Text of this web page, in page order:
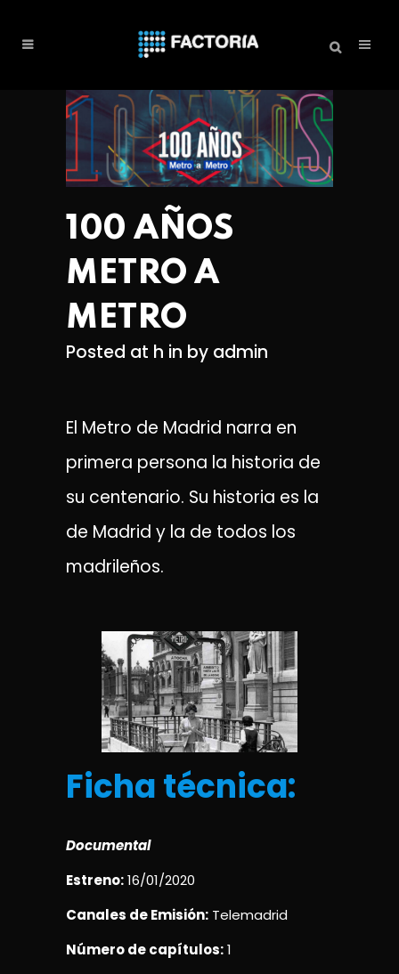
100 AÑOS
METRO A
METRO
Posted at h in by admin
El Metro de Madrid narra en
primera persona la historia de
su centenario. Su historia es la
de Madrid y la de todos los
madrileños.
Ficha técnica:
Documental
Estreno:16/01/2020
Canales de Emisión: Telemadrid
Número de capítulos:1